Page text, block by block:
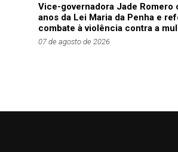
Vice-governadora Jade Romero
anos da Lei Maria da Penha e
combate à violência contra a
07 de agosto de 2026